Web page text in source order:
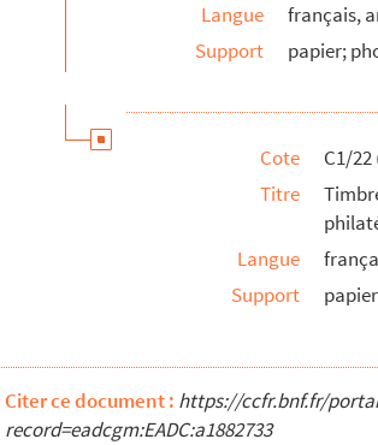
Langue
français,
Support
papier;
Cote
C1/22
Titre
Langue
Support
papier
Citer ce document : https://ccfr.bnf.fr/
record=eadcgm:EADC:a1882733